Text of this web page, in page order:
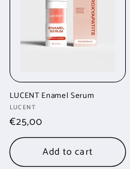
LUCENT Enamel Serum
Vendor:
LUCENT
Regular
price
€25,00
Add to cart